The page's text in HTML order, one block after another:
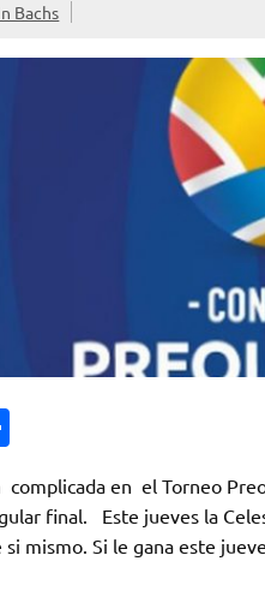
Bachs
C
m
p
complicada en el Torneo
final. Este jueves la
mismo. Si le gana este